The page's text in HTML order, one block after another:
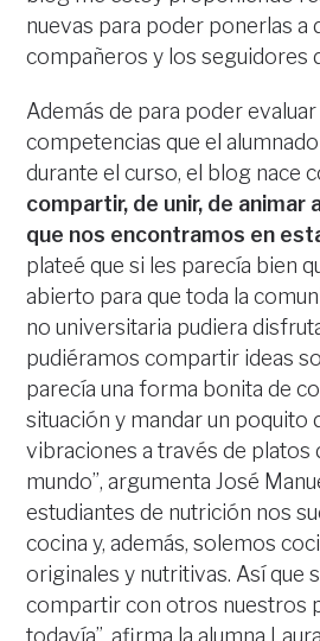
nuevas para poder ponerlas a
compañeros y los seguidores
Además de para poder evaluar
competencias que el
durante el curso, el blog nace
compartir, de unir, de animar
que nos encontramos en
plateé que si les parecía bien
abierto para que toda la
no universitaria pudiera
pudiéramos compartir ideas
parecía una forma bonita de
situación y mandar un poquito
vibraciones a través de platos
mundo”, argumenta José
estudiantes de nutrición nos
cocina y, además, solemos
originales y nutritivas. Así que
compartir con otros nuestros
todavía”, afirma la alumna